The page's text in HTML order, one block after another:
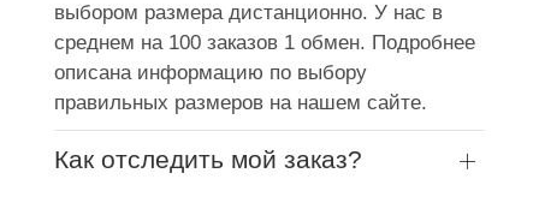
выбором размера дистанционно. У нас в
среднем на 100 заказов 1 обмен. Подробнее
описана информацию по выбору
правильных размеров на нашем сайте.
Как отследить мой заказ?